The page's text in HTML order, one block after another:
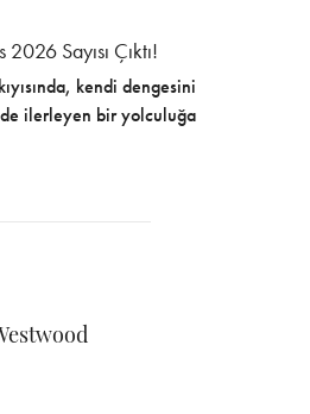
2026 Sayısı Çıktı!
kendi dengesini
ilerleyen bir yolculuğa